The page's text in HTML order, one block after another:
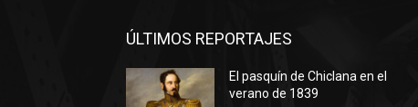
ÚLTIMOS REPORTAJES
El pasquín de Chiclana en el
verano de 1839